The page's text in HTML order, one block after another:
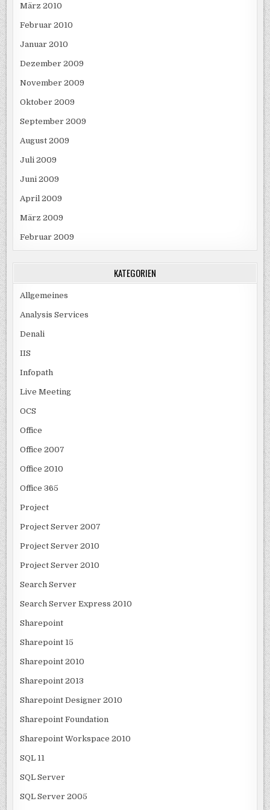
März 2010
Februar 2010
Januar 2010
Dezember 2009
November 2009
Oktober 2009
September 2009
August 2009
Juli 2009
Juni 2009
April 2009
März 2009
Februar 2009
KATEGORIEN
Allgemeines
Analysis Services
Denali
IIS
Infopath
Live Meeting
OCS
Office
Office 2007
Office 2010
Office 365
Project
Project Server 2007
Project Server 2010
Project Server 2010
Search Server
Search Server Express 2010
Sharepoint
Sharepoint 15
Sharepoint 2010
Sharepoint 2013
Sharepoint Designer 2010
Sharepoint Foundation
Sharepoint Workspace 2010
SQL 11
SQL Server
SQL Server 2005